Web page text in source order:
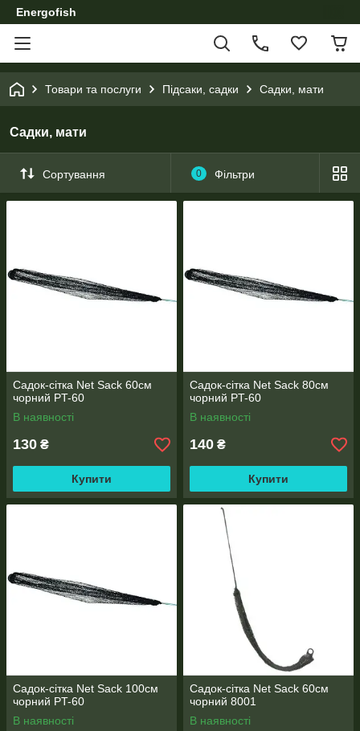
Energofish
Товари та послуги Підсаки, садки Садки, мати
Садки, мати
Сортування 0 Фільтри
Садок-сітка Net Sack 60см
чорний PT-60
В наявності
130 ₴
Купити
Садок-сітка Net Sack 80см
чорний PT-60
В наявності
140 ₴
Купити
Садок-сітка Net Sack 100см
чорний PT-60
В наявності
Садок-сітка Net Sack 60см
чорний 8001
В наявності